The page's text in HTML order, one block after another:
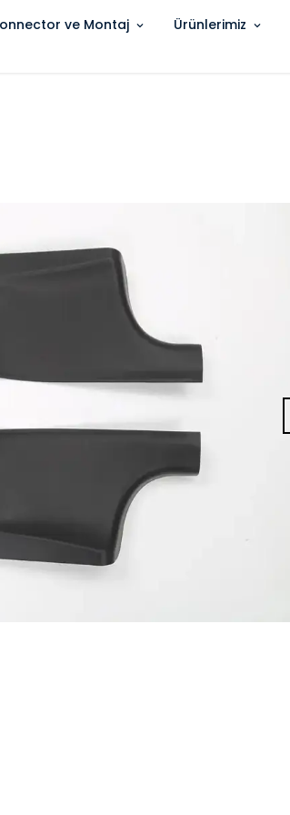
ve Montaj Ürünlerimiz